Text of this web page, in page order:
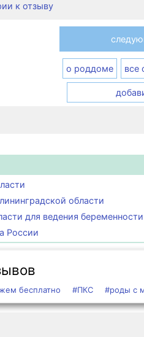
к отзыву
о роддоме все
области
для ведения беременности
России
бесплатно #ПКС #роды с